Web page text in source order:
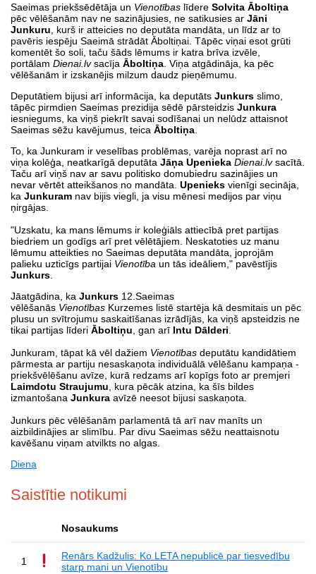
Saeimas priekšsēdētāja un Vienotības līdere Solvita Āboltiņa
pēc vēlēšanām nav ne sazinājusies, ne satikusies ar Jāni
Junkuru , kurš ir atteicies no deputāta mandāta, un līdz ar to
pavēris iespēju Saeimā strādāt Āboltiņai. Tāpēc viņai esot grūti
komentēt šo soli, taču šāds lēmums ir katra brīva izvēle,
portālam Dienai.lvsacīja Āboltiņa . Viņa atgādināja, ka pēc
vēlēšanām ir izskanējis milzum daudz pieņēmumu.
Deputātiem bijusi arī informācija, ka deputāts Junkurs slimo,
tāpēc pirmdien Saeimas prezidija sēdē pārsteidzis Junkura
iesniegums, ka viņš piekrīt savai sodīšanai un nelūdz attaisnot
Saeimas sēžu kavējumus, teica Āboltiņa
To, ka Junkuram ir veselības problēmas, varēja noprast arī no
viņa kolēģa, neatkarīgā deputāta Jāņa Upenieka Dienai.lvsacītā.
Taču arī viņš nav ar savu politisko domubiedru sazinājies un
nevar vērtēt atteikšanos no mandāta. Upenieks vienīgi secināja,
ka Junkuram nav bijis viegli, ja visu mēnesi medijos par viņu
ņirgājas.
"Uzskatu, ka mans lēmums ir koleģiāls attiecībā pret partijas
biedriem un godīgs arī pret vēlētājiem. Neskatoties uz manu
lēmumu atteikties no Saeimas deputāta mandāta, joprojām
palieku uzticīgs partijai Vienotība un tās ideāliem," pavēstījis
Junkurs
Jāatgādina, ka Junkurs 12.Saeimas
vēlēšanās Vienotības Kurzemes listē startēja kā desmitais un pēc
plusu un svītrojumu saskaitīšanas izrādījās, ka viņš apsteidzis ne
tikai partijas līderi Āboltiņu , gan arī Intu Dālderi
Junkuram, tāpat kā vēl dažiem Vienotības deputātu kandidātiem
pārmesta ar partiju nesaskaņota individuālā vēlēšanu kampaņa -
priekšvēlēšanu avīze, kurā redzams arī kopīgs foto ar premjeri
Laimdotu Straujumu , kura pēcāk atzina, ka šīs bildes
izmantošana Junkura avīzē neesot bijusi saskaņota.
Junkurs pēc vēlēšanām parlamentā tā arī nav manīts un
aizbildinājies ar slimību. Par divu Saeimas sēžu neattaisnotu
kavēšanu viņam atvilkts no algas.
Diena
Saistītie notikumi
Nosaukums
1
Renārs Kadžulis: Ko LETA nepublicē par tiesvedību
starp mani un Vienotību